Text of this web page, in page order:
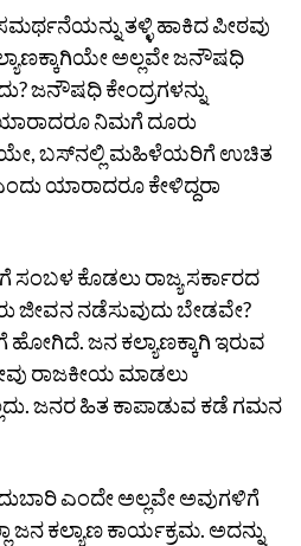
ತಳ್ಳಿ ಹಾಕಿದ ಪೀಠವು
ಅಲ್ಲವೇ ಜನೌಷಧಿ
ಜನೌಷಧಿ ಕೇಂದ್ರಗಳನ್ನು
ನಿಮಗೆ ದೂರು
ಹಾಗೆಯೇ, ಬಸ್‌ನಲ್ಲಿ ಮಹಿಳೆಯರಿಗೆ ಉಚಿತ
ಯಾರಾದರೂ ಕೇಳಿದ್ದರಾ
ಸಂಬಳ ಕೊಡಲು ರಾಜ್ಯ ಸರ್ಕಾರದ
ಜೀವನ ನಡೆಸುವುದು ಬೇಡವೇ?
ಜನ ಕಲ್ಯಾಣಕ್ಕಾಗಿ ಇರುವ
ರಾಜಕೀಯ ಮಾಡಲು
ಜನರ ಹಿತ ಕಾಪಾಡುವ ಕಡೆ ಗಮನ
ಎಂದೇ ಅಲ್ಲವೇ ಅವುಗಳಿಗೆ
ಜನ ಕಲ್ಯಾಣ ಕಾರ್ಯಕ್ರಮ. ಅದನ್ನು